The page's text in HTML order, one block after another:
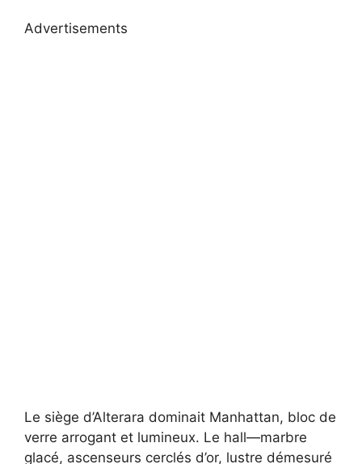
Advertisements
Le siège d’Alterara dominait Manhattan, bloc de
verre arrogant et lumineux. Le hall—marbre
glacé, ascenseurs cerclés d’or, lustre démesuré